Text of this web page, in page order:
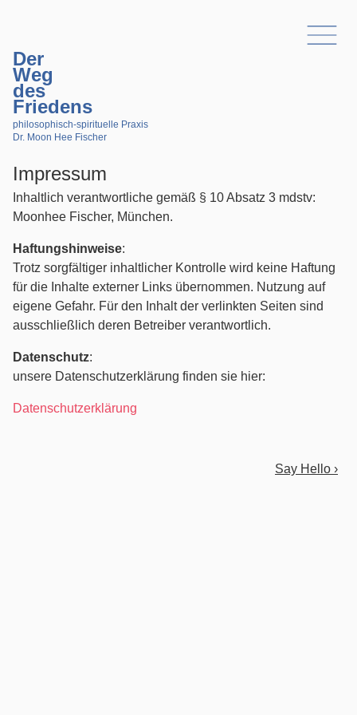
Der
Weg
des
Friedens
philosophisch-spirituelle Praxis
Dr. Moon Hee Fischer
Impressum
Inhaltlich verantwortliche gemäß § 10 Absatz 3 mdstv:
Moonhee Fischer, München.
Haftungshinweise:
Trotz sorgfältiger inhaltlicher Kontrolle wird keine Haftung
für die Inhalte externer Links übernommen. Nutzung auf
eigene Gefahr. Für den Inhalt der verlinkten Seiten sind
ausschließlich deren Betreiber verantwortlich.
Datenschutz:
unsere Datenschutzerklärung finden sie hier:
Datenschutzerklärung
Say Hello ›